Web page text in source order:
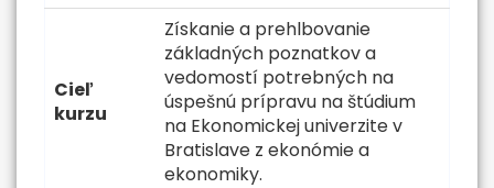
Cieľ
kurzu
Získanie a prehlbovanie
základných poznatkov a
vedomostí potrebných na
úspešnú prípravu na štúdium
na Ekonomickej univerzite v
Bratislave z ekonómie a
ekonomiky.